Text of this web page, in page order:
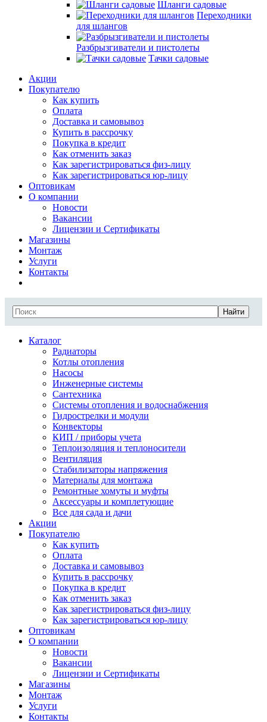
Шланги садовые
Переходники
для шлангов
Разбрызгиватели и пистолеты
Тачки садовые
Акции
Покупателю
Как купить
Оплата
Доставка и самовывоз
Купить в рассрочку
Покупка в кредит
Как отменить заказ
Как зарегистрироваться физ-лицу
Как зарегистрироваться юр-лицу
Оптовикам
О компании
Новости
Вакансии
Лицензии и Сертификаты
Магазины
Монтаж
Услуги
Контакты
Найти
Каталог
Радиаторы
Котлы отопления
Насосы
Инженерные системы
Сантехника
Системы отопления и водоснабжения
Гидрострелки и модули
Конвекторы
КИП / приборы учета
Теплоизоляция и теплоносители
Вентиляция
Стабилизаторы напряжения
Материалы для монтажа
Ремонтные хомуты и муфты
Аксессуары и комплетующие
Все для сада и дачи
Акции
Покупателю
Как купить
Оплата
Доставка и самовывоз
Купить в рассрочку
Покупка в кредит
Как отменить заказ
Как зарегистрироваться физ-лицу
Как зарегистрироваться юр-лицу
Оптовикам
О компании
Новости
Вакансии
Лицензии и Сертификаты
Магазины
Монтаж
Услуги
Контакты